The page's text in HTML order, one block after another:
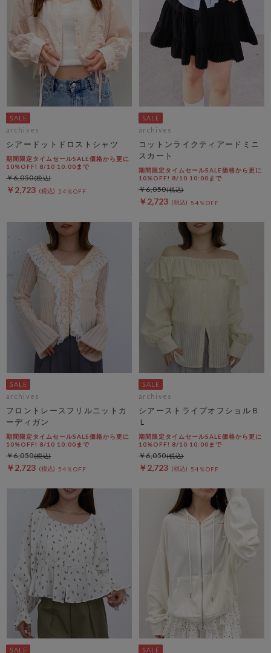
archives
シアードットドロストシャツ
期間限定タイムセールSALE価格から更に
10%OFF! 8/10 10:00まで
￥2,723 54％OFF
￥6,050
archives
コットンライクティアードミニ
スカート
期間限定タイムセールSALE価格から更に
10%OFF! 8/10 10:00まで
￥2,723 54％OFF
￥6,050
archives
フロントレースフリルニットカ
ーディガン
期間限定タイムセールSALE価格から更に
10%OFF! 8/10 10:00まで
￥2,723 54％OFF
￥6,050
archives
シアーストライプオフショルＢ
Ｌ
期間限定タイムセールSALE価格から更に
10%OFF! 8/10 10:00まで
￥2,723 54％OFF
￥6,050